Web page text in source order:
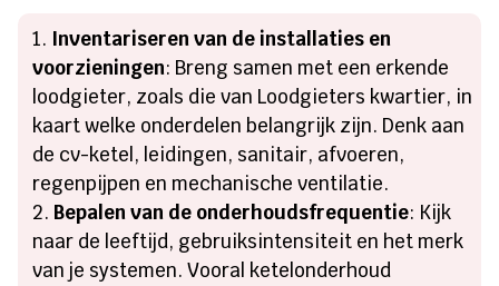
Inventariseren van de installaties en
voorzieningen: Breng samen met een erkende
loodgieter, zoals die van Loodgieters kwartier, in
kaart welke onderdelen belangrijk zijn. Denk aan
de cv-ketel, leidingen, sanitair, afvoeren,
regenpijpen en mechanische ventilatie.
Bepalen van de onderhoudsfrequentie: Kijk
naar de leeftijd, gebruiksintensiteit en het merk
van je systemen. Vooral ketelonderhoud